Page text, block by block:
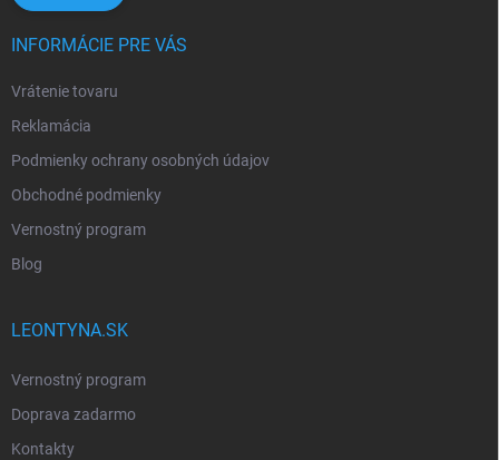
INFORMÁCIE PRE VÁS
Vrátenie tovaru
Reklamácia
Podmienky ochrany osobných údajov
Obchodné podmienky
Vernostný program
Blog
LEONTYNA.SK
Vernostný program
Doprava zadarmo
Kontakty